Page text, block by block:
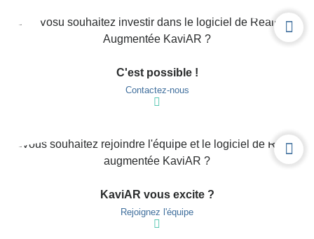
C'est possible !
Contactez-nous
KaviAR vous excite ?
Rejoignez l'équipe